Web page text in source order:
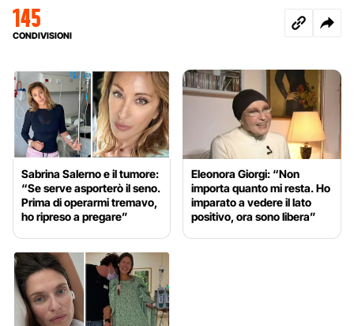
145
CONDIVISIONI
Sabrina Salerno e il tumore:
“Se serve asporterò il seno.
Prima di operarmi tremavo,
ho ripreso a pregare”
Eleonora Giorgi: “Non
importa quanto mi resta. Ho
imparato a vedere il lato
positivo, ora sono libera”